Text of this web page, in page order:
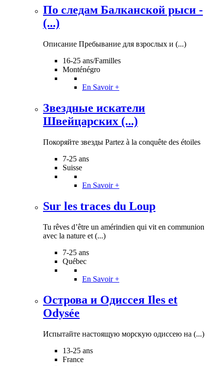
По следам Балканской рыси -
(...)
Описание Пребывание для взрослых и (...)
16-25 ans/Familles
Monténégro
En Savoir +
Звездные искатели
Швейцарских (...)
Покоряйте звезды Partez à la conquête des étoiles
7-25 ans
Suisse
En Savoir +
Sur les traces du Loup
Tu rêves d’être un amérindien qui vit en communion
avec la nature et (...)
7-25 ans
Québec
En Savoir +
Острова и Одиссея Iles et
Odysée
Испытайте настоящую морскую одиссею на (...)
13-25 ans
France